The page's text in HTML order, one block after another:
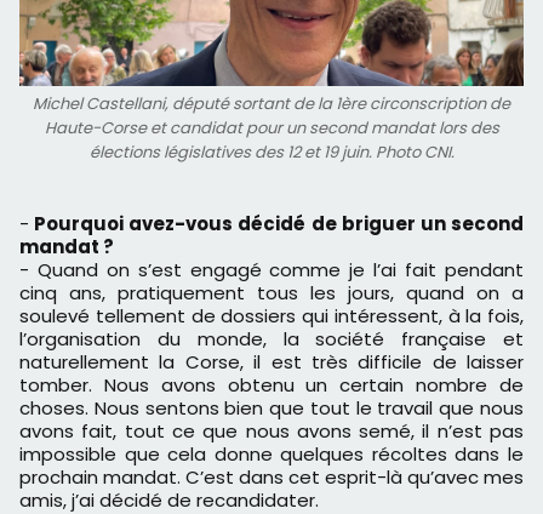
Michel Castellani, député sortant de la 1ère circonscription de
Haute-Corse et candidat pour un second mandat lors des
élections législatives des 12 et 19 juin. Photo CNI.
- Pourquoi avez-vous décidé de briguer un second
mandat ?
- Quand on s’est engagé comme je l’ai fait pendant
cinq ans, pratiquement tous les jours, quand on a
soulevé tellement de dossiers qui intéressent, à la fois,
l’organisation du monde, la société française et
naturellement la Corse, il est très difficile de laisser
tomber. Nous avons obtenu un certain nombre de
choses. Nous sentons bien que tout le travail que nous
avons fait, tout ce que nous avons semé, il n’est pas
impossible que cela donne quelques récoltes dans le
prochain mandat. C’est dans cet esprit-là qu’avec mes
amis, j’ai décidé de recandidater.